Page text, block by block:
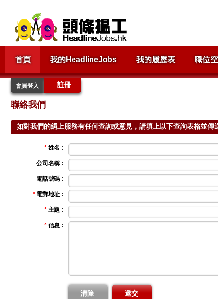
首頁 我的HeadlineJobs 我的履歷表 職位
會員登入 註冊
聯絡我們
如對我們的網上服務有任何查詢或意見，請填上以下查詢表格並傳
* 姓名 :
公司名稱 :
電話號碼 :
* 電郵地址 :
* 主題 :
* 信息 :
清除 遞交